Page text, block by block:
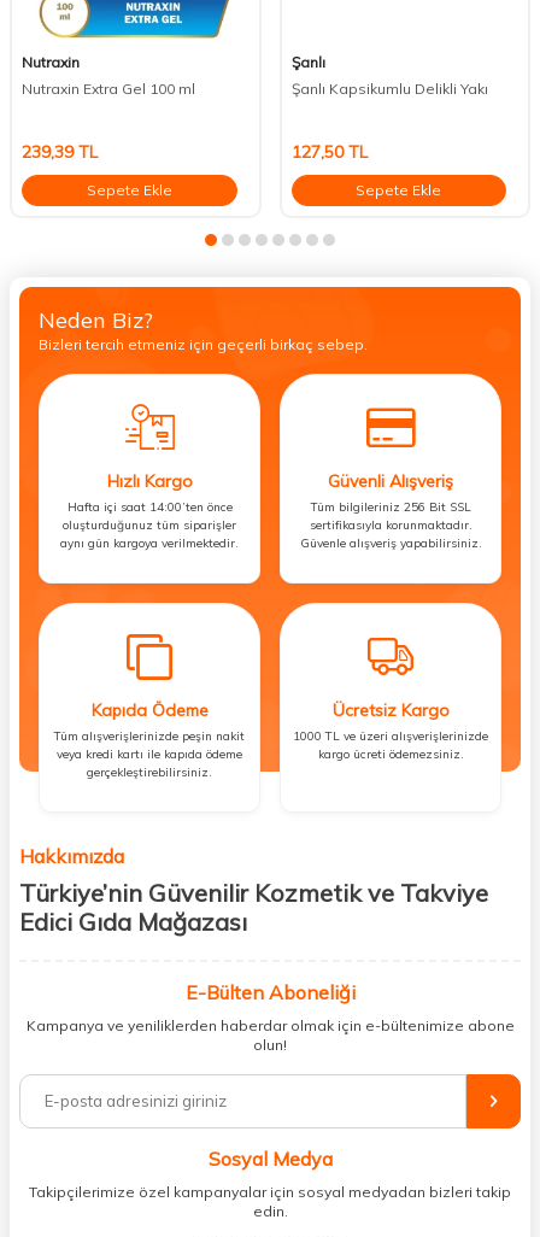
Nutraxin
Nutraxin Extra Gel 100 ml
239,39TL
Sepete Ekle
Şanlı
Şanlı Kapsikumlu Delikli Yakı
127,50TL
Sepete Ekle
Neden Biz?
Bizleri tercih etmeniz için geçerli birkaç sebep.
Hızlı Kargo
Hafta içi saat 14:00’ten önce
oluşturduğunuz tüm siparişler
aynı gün kargoya verilmektedir.
Güvenli Alışveriş
Tüm bilgileriniz 256 Bit SSL
sertifikasıyla korunmaktadır.
Güvenle alışveriş yapabilirsiniz.
Kapıda Ödeme
Tüm alışverişlerinizde peşin nakit
veya kredi kartı ile kapıda ödeme
gerçekleştirebilirsiniz.
Ücretsiz Kargo
1000 TL ve üzeri alışverişlerinizde
kargo ücreti ödemezsiniz.
Hakkımızda
Türkiye’nin Güvenilir Kozmetik ve Takviye
Edici Gıda Mağazası
kişisel bakım hem de takviye edici gıda ürünlerini sizlerle
buluşturuyoruz. Artık mağaza mağaza dolaşmanıza gerek yok;
ihtiyacınız olan her şeyi tek bir çatı altında topluyor ve kapınıza kadar
%100 orijinal kozmetik ve sağlık ürünleriyle güzelliğinizi tamamlayabilir,
vücudunuzu desteklemek için güvenilir takviye edici gıdalara
minerallere kadar binlerce ürünü uygun fiyat ve hızlı kargo avantajıyla
sunuyoruz.
E-Bülten Aboneliği
Kampanya ve yeniliklerden haberdar olmak için e-bültenimize abone
olun!
Sosyal Medya
Takipçilerimize özel kampanyalar için sosyal medyadan bizleri takip
edin.